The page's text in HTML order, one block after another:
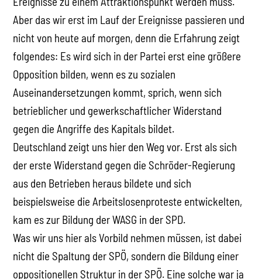
Aber das wir erst im Lauf der Ereignisse passieren und
nicht von heute auf morgen, denn die Erfahrung zeigt
folgendes: Es wird sich in der Partei erst eine größere
Opposition bilden, wenn es zu sozialen
Auseinandersetzungen kommt, sprich, wenn sich
betrieblicher und gewerkschaftlicher Widerstand
gegen die Angriffe des Kapitals bildet.
Deutschland zeigt uns hier den Weg vor. Erst als sich
der erste Widerstand gegen die Schröder-Regierung
aus den Betrieben heraus bildete und sich
beispielsweise die Arbeitslosenproteste entwickelten,
kam es zur Bildung der WASG in der SPD.
Was wir uns hier als Vorbild nehmen müssen, ist dabei
nicht die Spaltung der SPÖ, sondern die Bildung einer
oppositionellen Struktur in der SPÖ. Eine solche war ja